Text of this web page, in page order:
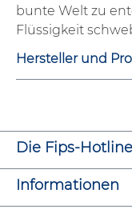
bunte Welt zu
Flüssigkeit
Hersteller und
Die Fips-Hotline
Informationen